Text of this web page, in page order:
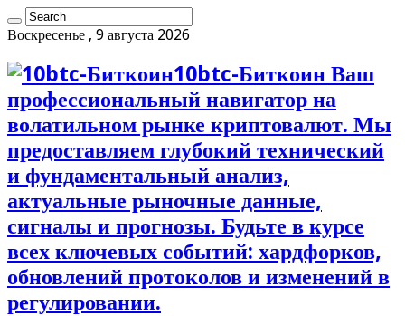
Воскресенье , 9 августа 2026
10btc-Биткоин Ваш
профессиональный навигатор на
волатильном рынке криптовалют. Мы
предоставляем глубокий технический
и фундаментальный анализ,
актуальные рыночные данные,
сигналы и прогнозы. Будьте в курсе
всех ключевых событий: хардфорков,
обновлений протоколов и изменений в
регулировании.